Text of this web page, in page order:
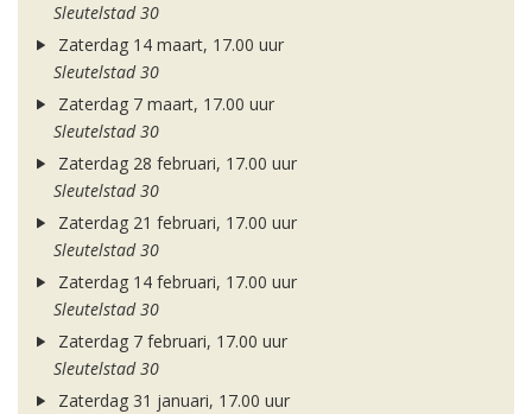
Sleutelstad 30
Zaterdag 14 maart, 17.00 uur
Sleutelstad 30
Zaterdag 7 maart, 17.00 uur
Sleutelstad 30
Zaterdag 28 februari, 17.00 uur
Sleutelstad 30
Zaterdag 21 februari, 17.00 uur
Sleutelstad 30
Zaterdag 14 februari, 17.00 uur
Sleutelstad 30
Zaterdag 7 februari, 17.00 uur
Sleutelstad 30
Zaterdag 31 januari, 17.00 uur